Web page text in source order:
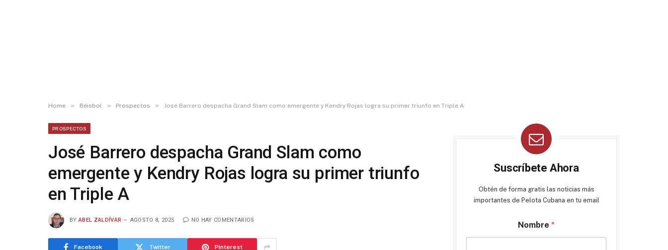
Home » Béisbol » Prospectos » José Barrero despacha Grand Slam como emergente y Kendry Rojas logra su primer triunfo en Triple A
PROSPECTOS
José Barrero despacha Grand Slam como
emergente y Kendry Rojas logra su primer triunfo
en Triple A
BY ABEL ZALDÍVAR AGOSTO 8, 2025 NO HAY COMENTARIOS
Facebook Twitter Pinterest
Suscríbete Ahora
Obtén de forma gratis las noticias más
importantes de Pelota Cubana en tu email
Nombre *